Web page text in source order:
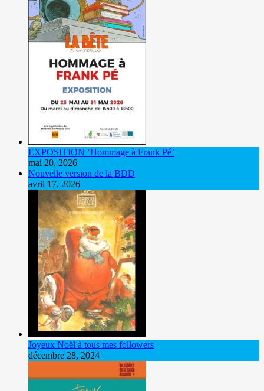
EXPOSITION ‘Hommage à Frank Pé’
mai 20, 2026
Nouvelle version de la BDD
avril 17, 2026
Joyeux Noël à tous mes followers
décembre 28, 2024